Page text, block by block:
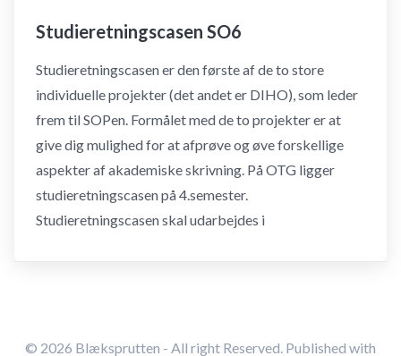
Studieretningscasen SO6
Studieretningscasen er den første af de to store
individuelle projekter (det andet er DIHO), som leder
frem til SOPen. Formålet med de to projekter er at
give dig mulighed for at afprøve og øve forskellige
aspekter af akademiske skrivning. På OTG ligger
studieretningscasen på 4.semester.
Studieretningscasen skal udarbejdes i
© 2026 Blæksprutten - All right Reserved. Published with